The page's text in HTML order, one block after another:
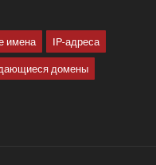
имена
IP-адреса
домены